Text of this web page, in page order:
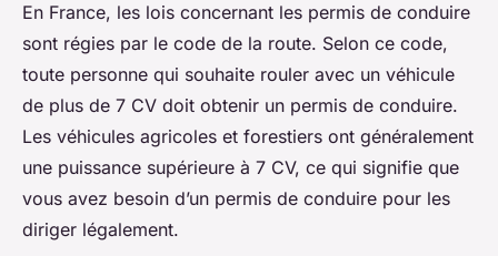
En France, les lois concernant les permis de conduire
sont régies par le code de la route. Selon ce code,
toute personne qui souhaite rouler avec un véhicule
de plus de 7 CV doit obtenir un permis de conduire.
Les véhicules agricoles et forestiers ont généralement
une puissance supérieure à 7 CV, ce qui signifie que
vous avez besoin d’un permis de conduire pour les
diriger légalement.